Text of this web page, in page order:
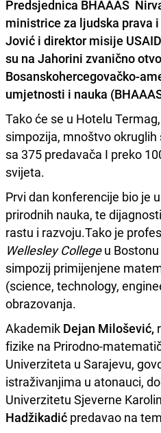
Predsjednica BHAAAS
ministrice za ljudska prava
Jović i direktor misije
su na Jahorini zvanično
Bosanskohercegovačko-
umjetnosti i nauka
Tako će se u Hotelu
simpozija, mnoštvo
sa 375 predavača I preko
svijeta.
Prvi dan konferencije bio je
prirodnih nauka, te
rastu i razvoju.Tako je
Wellesley Collegeu Bostonu
simpozij primijenjene
(science, technology,
obrazovanja.
Akademik Dejan Milošević,
fizike na Prirodno-
Univerziteta u Sarajevu,
istraživanjima u atonauci,
Univerzitetu Sjeverne
Hadžikadić predavao na